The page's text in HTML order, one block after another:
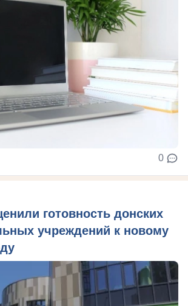
0
готовность донских
учреждений к новому